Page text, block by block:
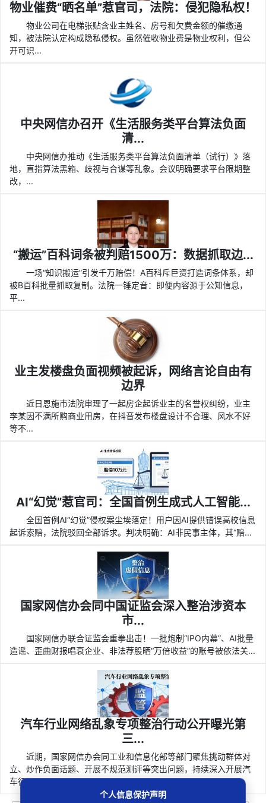
物业催费“晒名单”惹官司，法院：侵犯隐私权！
物业公司在电梯张贴含业主姓名、房号和欠费金额的催缴通
知，被法院认定构成隐私侵权。虽然催收物业费是物业权利，但公
开可识...
中央网信办召开《生活服务类平台算法负面
清...
中央网信办推动《生活服务类平台算法负面清单（试行）》落
地，直指算法黑箱、歧视与合谋等乱象。会议明确要求平台限期整
改，...
“搬运”百科词条被判赔1500万：数据抓取边...
一场“知识搬运”引发千万赔偿！A百科斥巨资打造词条体系，却
被B百科批量抓取复制。法院一锤定音：即便内容源于公知信息，
平...
业主发楼盘负面视频被起诉，网络言论自由有
边界
近日恩施市法院审理了一起房企起诉业主的名誉权纠纷，业主
李某因不满所购商业用房，在抖音发布楼盘设计不合理、风水不好
等不...
AI“幻觉”惹官司：全国首例生成式人工智能...
全国首例AI“幻觉”侵权案尘埃落定！用户因AI提供错误高校信息
起诉索赔，法院驳回全部诉求。判决明确：AI非民事主体，其“赔...
国家网信办会同中国证监会深入整治涉资本
市...
国家网信办联合证监会重拳出击！一批炮制“IPO内幕”、AI批量
造谣、歪曲财报唱衰企业、非法荐股晒“万倍收益”的账号被依法关...
汽车行业网络乱象专项整治行动公开曝光第
三...
近期，国家网信办会同工业和信息化部等部门聚焦挑动群体对
立、炒作负面话题、开展不规范测评等突出问题，持续深入开展汽
车行...
个人信息保护声明